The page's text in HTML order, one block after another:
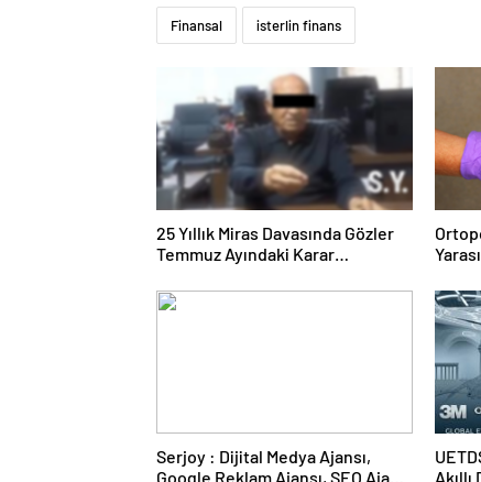
Finansal isterlin finans
25 Yıllık Miras Davasında Gözler
Temmuz Ayındaki Karar
Serjoy : Dijital Medya Ajansı,
Google Reklam Ajansı, SEO Ajansı
Akıllı